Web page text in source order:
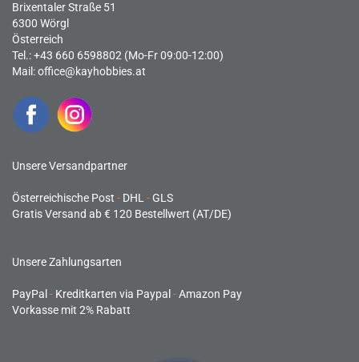
Brixentaler Straße 51
6300 Wörgl
Österreich
Tel.: +43 660 6598802 (Mo-Fr 09:00-12:00)
Mail:office@kayhobbies.at
Unsere Versandpartner
Österreichische Post - DHL -GLS
Gratis Versand ab € 120 Bestellwert (AT/DE)
Unsere Zahlungsarten
PayPal - Kreditkarten via Paypal -Amazon Pay
Vorkasse mit 2% Rabatt